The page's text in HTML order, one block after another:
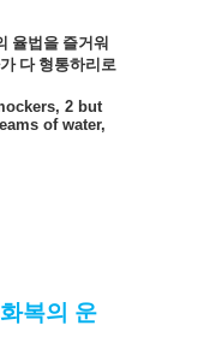
율법을 즐거워
다 형통하리로
2 but
of water,
복의 운